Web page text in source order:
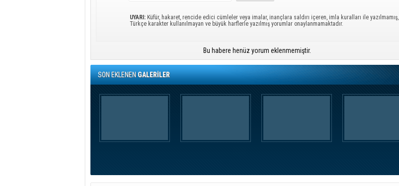
UYARI: Küfür, hakaret, rencide edici cümleler veya imalar, inançlara saldırı içeren, imla kuralları ile yazılmamış,
Türkçe karakter kullanılmayan ve büyük harflerle yazılmış yorumlar onaylanmamaktadır.
Bu habere henüz yorum eklenmemiştir.
SON EKLENENGALERİLER